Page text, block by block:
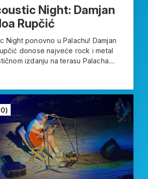
Night: Damjan
Rupčić
Night ponovno u Palachu! Damjan
donose najveće rock i metal
izdanju na terasu Palacha....